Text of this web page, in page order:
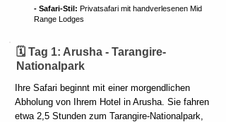
- Safari-Stil: Privatsafari mit handverlesenen Mid
Range Lodges
🗓️ Tag 1: Arusha - Tarangire-
Nationalpark
Ihre Safari beginnt mit einer morgendlichen
Abholung von Ihrem Hotel in Arusha. Sie fahren
etwa 2,5 Stunden zum Tarangire-Nationalpark,